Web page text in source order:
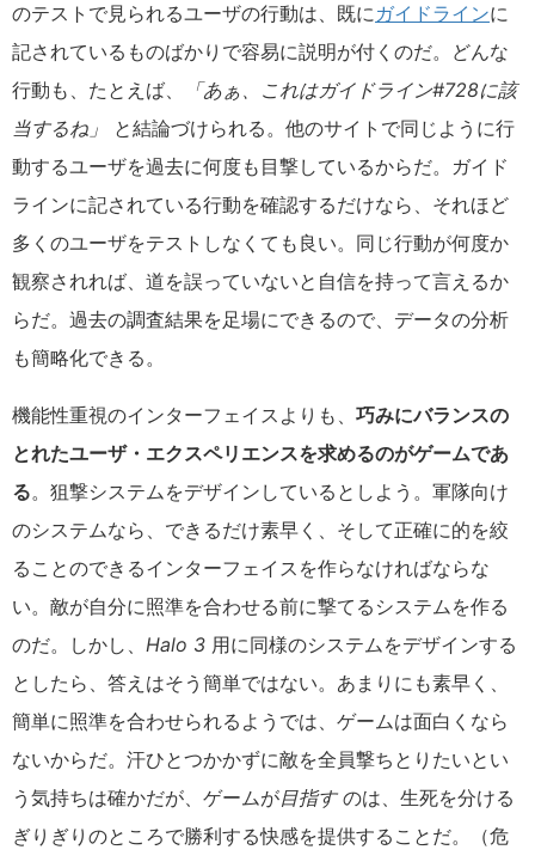
のテストで見られるユーザの行動は、既にガイドラインに
記されているものばかりで容易に説明が付くのだ。どんな
行動も、たとえば、
「あぁ、これはガイドライン#728に該
当するね」
と結論づけられる。他のサイトで同じように行
動するユーザを過去に何度も目撃しているからだ。ガイド
ラインに記されている行動を確認するだけなら、それほど
多くのユーザをテストしなくても良い。同じ行動が何度か
観察されれば、道を誤っていないと自信を持って言えるか
らだ。過去の調査結果を足場にできるので、データの分析
も簡略化できる。
機能性重視のインターフェイスよりも、 巧みにバランスの
とれたユーザ・エクスペリエンスを求めるのがゲームであ
る。狙撃システムをデザインしているとしよう。軍隊向け
のシステムなら、できるだけ素早く、そして正確に的を絞
ることのできるインターフェイスを作らなければならな
い。敵が自分に照準を合わせる前に撃てるシステムを作る
のだ。しかし、 Halo 3 用に同様のシステムをデザインする
としたら、答えはそう簡単ではない。あまりにも素早く、
簡単に照準を合わせられるようでは、ゲームは面白くなら
ないからだ。汗ひとつかかずに敵を全員撃ちとりたいとい
う気持ちは確かだが、ゲームが目指すのは、生死を分ける
ぎりぎりのところで勝利する快感を提供することだ。（危